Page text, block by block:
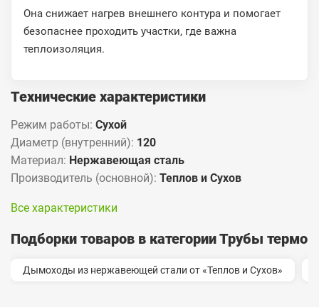
Она снижает нагрев внешнего контура и помогает
безопаснее проходить участки, где важна
теплоизоляция.
Технические характеристики
Режим работы: Сухой
Диаметр (внутренний): 120
Материал: Нержавеющая сталь
Производитель (основной): Теплов и Сухов
Все характеристики
Подборки товаров в категории Трубы термо
Дымоходы из нержавеющей стали от «Теплов и Сухов»